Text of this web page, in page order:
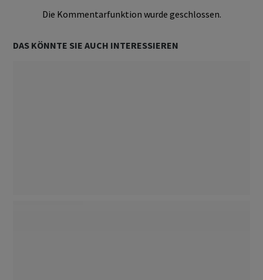
Die Kommentarfunktion wurde geschlossen.
DAS KÖNNTE SIE AUCH INTERESSIEREN